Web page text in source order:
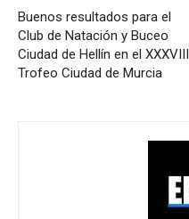
Buenos resultados para el
Club de Natación y Buceo
Ciudad de Hellín en el XXXVIII
Trofeo Ciudad de Murcia